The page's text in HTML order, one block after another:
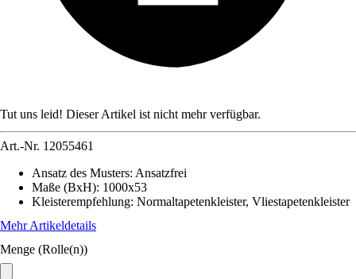
Tut uns leid! Dieser Artikel ist nicht mehr verfügbar.
Art.-Nr. 12055461
Ansatz des Musters: Ansatzfrei
Maße (BxH): 1000x53
Kleisterempfehlung: Normaltapetenkleister, Vliestapetenkleister
Mehr Artikeldetails
Menge (Rolle(n))